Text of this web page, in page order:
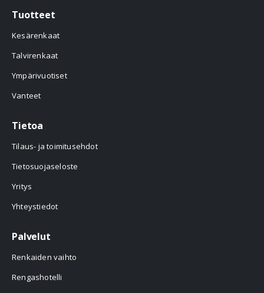
Tuotteet
Kesärenkaat
Talvirenkaat
Ympärivuotiset
Vanteet
Tietoa
Tilaus- ja toimitusehdot
Tietosuojaseloste
Yritys
Yhteystiedot
Palvelut
Renkaiden vaihto
Rengashotelli